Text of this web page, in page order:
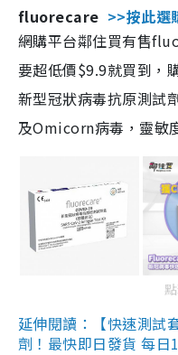
fluorecare >>按此選
網購平台鄰住買有售
要超低價$9.9就買到，
新型冠狀病毒抗原測試
及Omicorn病毒，靈敏
延伸閱讀：【快速測試
劑！最快即日發貨 每日